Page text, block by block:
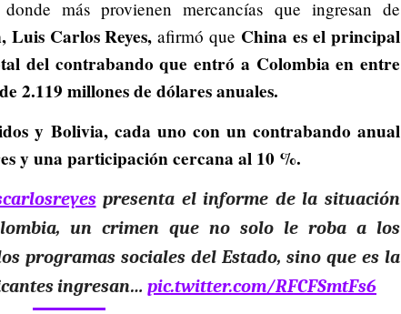
más provienen mercancías que ingresan de
Carlos Reyes, afirmó que China es el principal
del contrabando que entró a Colombia en entre
2.119 millones de dólares anuales.
y Bolivia, cada uno con un contrabando anual
y una participación cercana al 10 %.
presenta el informe de la situación
un crimen que no solo le roba a los
programas sociales del Estado, sino que es la
ingresan… pic.twitter.com/RFCFSmtFs6